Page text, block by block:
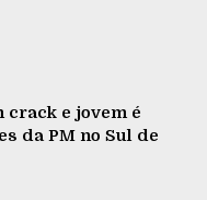
crack e jovem é
da PM no Sul de